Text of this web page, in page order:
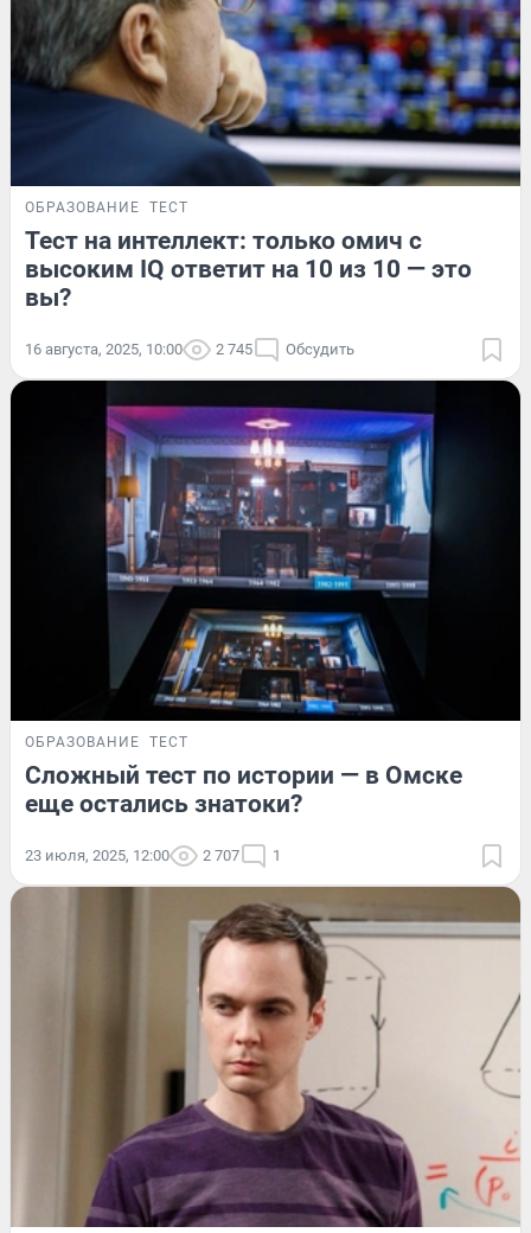
ОБРАЗОВАНИЕ ТЕСТ
Тест на интеллект: только омич с
высоким IQ ответит на 10 из 10 — это
вы?
16 августа, 2025, 10:00 2 745 Обсудить
ОБРАЗОВАНИЕ ТЕСТ
Сложный тест по истории — в Омске
еще остались знатоки?
23 июля, 2025, 12:00 2 707 1